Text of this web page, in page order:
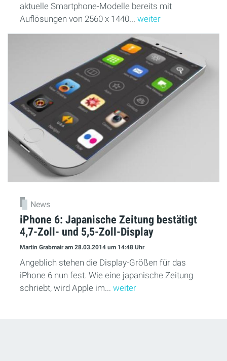
aktuelle Smartphone-Modelle bereits mit
Auflösungen von 2560 x 1440... weiter
News
iPhone 6: Japanische Zeitung bestätigt
4,7-Zoll- und 5,5-Zoll-Display
Martin Grabmairam 28.03.2014 um 14:48 Uhr
Angeblich stehen die Display-Größen für das
iPhone 6 nun fest. Wie eine japanische Zeitung
schriebt, wird Apple im... weiter